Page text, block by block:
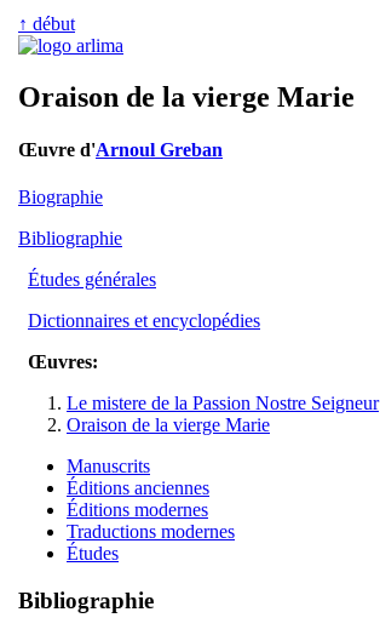
↑ début
Oraison de la vierge Marie
Œuvre d'Arnoul Greban
Biographie
Bibliographie
Études générales
Dictionnaires et encyclopédies
Œuvres:
Le mistere de la Passion Nostre Seigneur
Oraison de la vierge Marie
Manuscrits
Éditions anciennes
Éditions modernes
Traductions modernes
Études
Bibliographie